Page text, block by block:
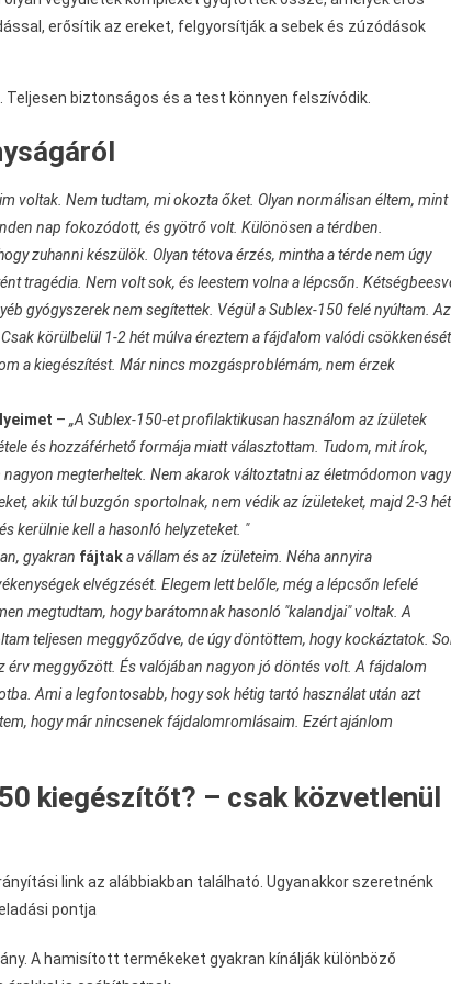
erősítik az ereket, felgyorsítják a sebek és zúzódások
biztonságos és a test könnyen felszívódik.
voltak. Nem tudtam, mi okozta őket. Olyan normálisan éltem, mint
nap fokozódott, és gyötrő volt. Különösen a térdben.
zuhanni készülök. Olyan tétova érzés, mintha a térde nem úgy
tragédia. Nem volt sok, és leestem volna a lépcsőn.
gyógyszerek nem segítettek. Végül a Sublex-150 felé nyúltam. Az
körülbelül 1-2 hét múlva éreztem a fájdalom valódi
a kiegészítést. Már nincs mozgásproblémám, nem érzek
– „A Sublex-150-et profilaktikusan használom az ízületek
és hozzáférhető formája miatt választottam. Tudom, mit írok,
megterheltek. Nem akarok változtatni az életmódomon vagy
akik túl buzgón sportolnak, nem védik az ízületeket, majd 2-3 hét
kerülnie kell a hasonló helyzeteket. "
gyakran fájtaka vállam és az ízületeim. Néha annyira
elvégzését. Elegem lett belőle, még a lépcsőn lefelé
megtudtam, hogy barátomnak hasonló "kalandjai" voltak. A
teljesen meggyőződve, de úgy döntöttem, hogy kockáztatok.
érv meggyőzött. És valójában nagyon jó döntés volt. A fájdalom
Ami a legfontosabb, hogy sok hétig tartó használat után azt
hogy már nincsenek fájdalomromlásaim. Ezért ajánlom
kiegészítőt? – csak közvetlenül
link az alábbiakban található. Ugyanakkor szeretnénk
pontja
A hamisított termékeket gyakran kínálják különböző